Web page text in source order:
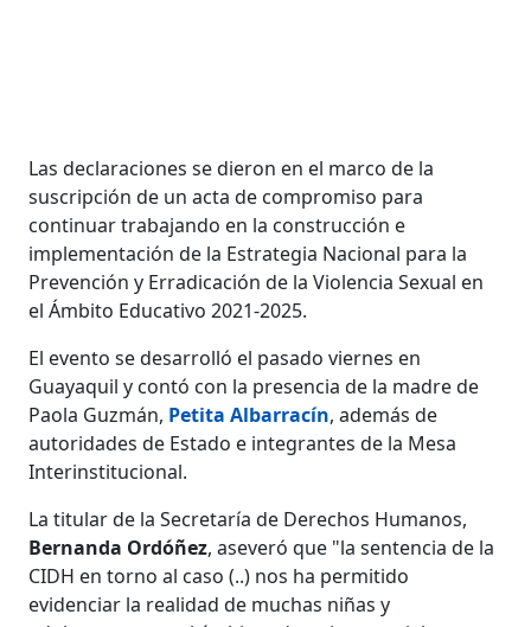
Las declaraciones se dieron en el marco de la
suscripción de un acta de compromiso para
continuar trabajando en la construcción e
implementación de la Estrategia Nacional para la
Prevención y Erradicación de la Violencia Sexual en
el Ámbito Educativo 2021-2025.
El evento se desarrolló el pasado viernes en
Guayaquil y contó con la presencia de la madre de
Paola Guzmán, Petita Albarracín, además de
autoridades de Estado e integrantes de la Mesa
Interinstitucional.
La titular de la Secretaría de Derechos Humanos,
Bernanda Ordóñez, aseveró que "la sentencia de la
CIDH en torno al caso (..) nos ha permitido
evidenciar la realidad de muchas niñas y